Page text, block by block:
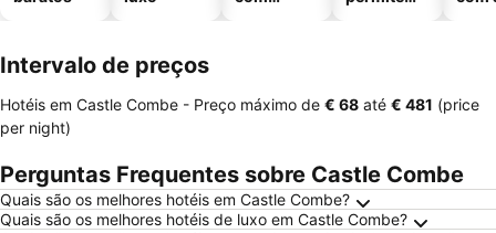
Intervalo de preços
Hotéis em Castle Combe - Preço máximo de ‎€ 68 até ‎€ 481 (price
per night)
Perguntas Frequentes sobre Castle Combe
Quais são os melhores hotéis em Castle Combe?
Quais são os melhores hotéis de luxo em Castle Combe?